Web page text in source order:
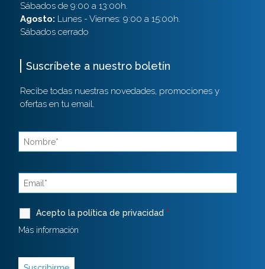
Sábados de 9:00 a 13:00h.
Agosto: Lunes - Viernes: 9:00 a 15:00h.
Sábados cerrado
Suscríbete a nuestro boletín
Recibe todas nuestras novedades, promociones y
ofertas en tu email.
Acepto la política de privacidad *
Más información